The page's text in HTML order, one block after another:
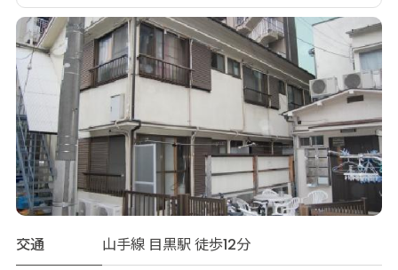
交通
山手線 目黒駅 徒歩12分